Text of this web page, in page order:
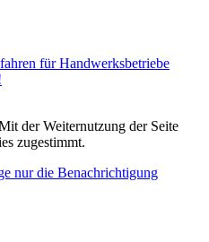
für Handwerksbetriebe
der Weiternutzung der Seite
zugestimmt.
nur die Benachrichtigung